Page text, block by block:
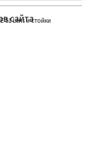
51 Lens и стойки
сайта